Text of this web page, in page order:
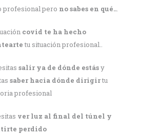
profesional pero no sabes en qué...
covid te ha hecho
tu situación profesional..
salir ya de dónde estásy
saber hacia dónde dirigirtu
profesional
ver luz al final del túnel y
perdido